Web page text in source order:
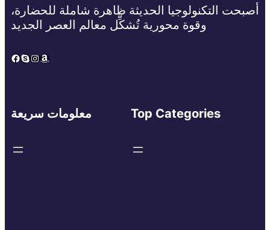
أصبحت التكنولوجيا الحديثة ظاهرة شاملة للحضارة،
وقوة محورية تُشكِّل معالم العصر الجديد
Facebook
Skype
Instagram
Amazon
معلومات سريعة Top Categories